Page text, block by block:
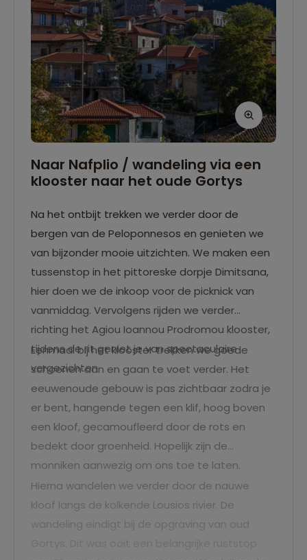
Naar Nafplio / wandeling via een
klooster naar het oude Gortys​
Na het ontbijt trekken we verder door de
bergen van de Peloponnesos en genieten we
van bijzonder mooie uitzichten. We maken een
tussenstop in het pittoreske dorpje Dimitsana,
hier doen we de inkoop voor de picknick van
vanmiddag. Vervolgens rijden we verder
richting het Agiou Ioannou Prodromou klooster,
tijdens de rit geniet je van spectaculaire
vergezichten.
Eenmaal bij het klooster trekken we goede
schoenen aan en gaan te voet verder. Het
eeuwenoude gebouw is pas zichtbaar zodra je
er bent, hangende tegen een klif, hoog boven
een kloof, gecamoufleerd door de rots en
bedekt door groenheid. Hopelijk zijn de
monniken aanwezig om ons toe te laten.
Hierna wandelen we verder door de nauwe
kloof langs de kolkende Lousios rivier. De
wandeling eindigt bij de opgraving van oud